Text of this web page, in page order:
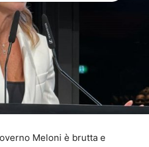
Meloni è brutta e